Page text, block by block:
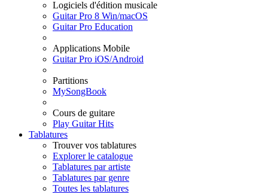
Logiciels d'édition musicale
Guitar Pro 8 Win/macOS
Guitar Pro Education
Applications Mobile
Guitar Pro iOS/Android
Partitions
MySongBook
Cours de guitare
Play Guitar Hits
Tablatures
Trouver vos tablatures
Explorer le catalogue
Tablatures par artiste
Tablatures par genre
Toutes les tablatures